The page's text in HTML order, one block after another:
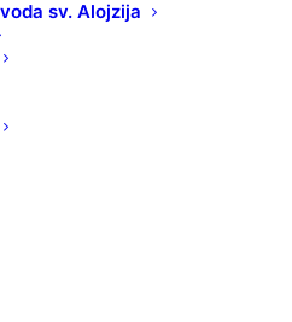
sv. Alojzija
Lillo